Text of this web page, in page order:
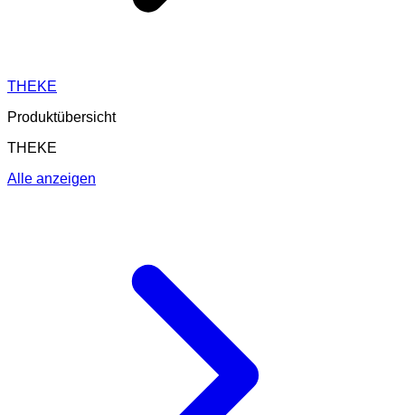
THEKE
Produktübersicht
THEKE
Alle anzeigen